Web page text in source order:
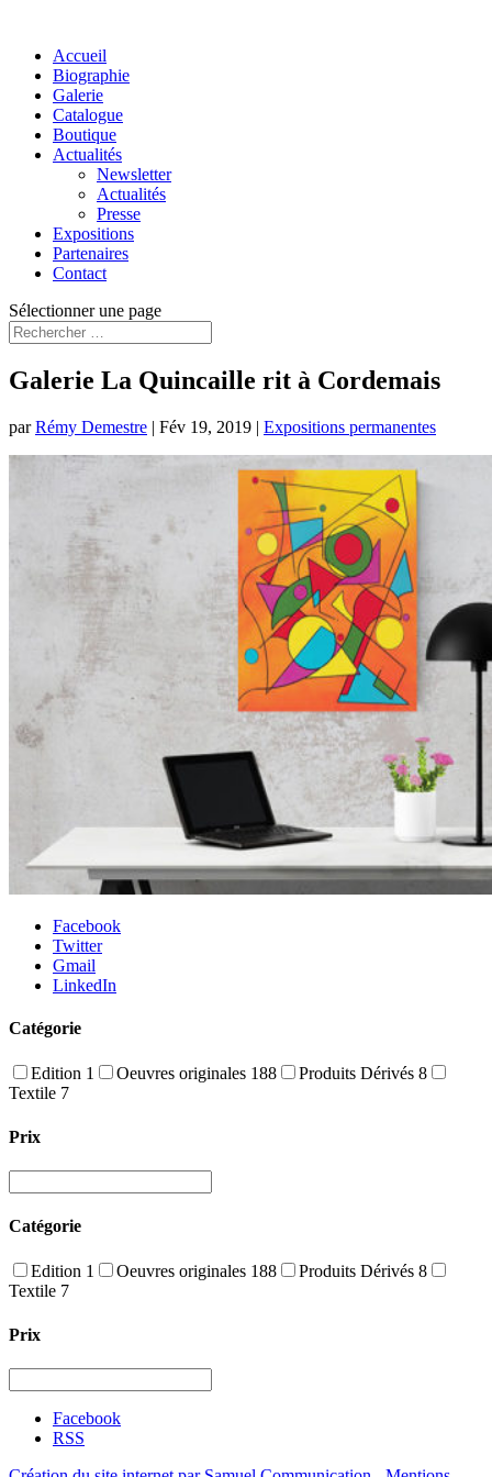
Accueil
Biographie
Galerie
Catalogue
Boutique
Actualités
Newsletter
Actualités
Presse
Expositions
Partenaires
Contact
Sélectionner une page
Galerie La Quincaille rit à Cordemais
parRémy Demestre | Fév 19, 2019 | Expositions permanentes
Facebook
Twitter
Gmail
LinkedIn
Catégorie
Edition 1 Oeuvres originales 188 Produits Dérivés 8
Textile 7
Prix
Catégorie
Edition 1 Oeuvres originales 188 Produits Dérivés 8
Textile 7
Prix
Facebook
RSS